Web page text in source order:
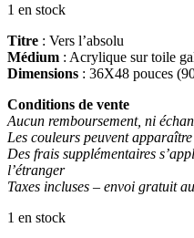
1 en stock
Titre : Vers l’absolu
Médium : Acrylique sur toile
Dimensions : 36X48 pouces
Conditions de vente
Aucun remboursement, ni
Les couleurs peuvent
Des frais supplémentaires
l’étranger
Taxes incluses – envoi gratuit
1 en stock